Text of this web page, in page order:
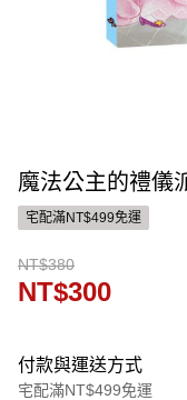
魔法公主的禮儀
宅配滿NT$499免運
NT$380
NT$300
付款與運送方式
宅配滿NT$499免運